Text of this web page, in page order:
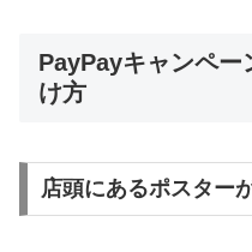
PayPayキャンペー
け方
店頭にあるポスター